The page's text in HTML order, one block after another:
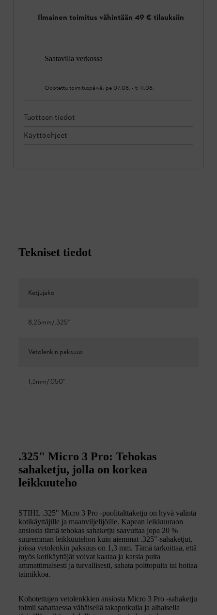
Ilmainen toimitus vähintään 49 € tilauksiin
Saatavilla verkossa
Odotettu toimituspäivä: pe 07.08. - ti 11.08.
Tuotteen tiedot
Käyttöohjeet
Tekniset tiedot
Ketjujako
8,25mm/.325"
Vetolenkin paksuus
1,3mm/.050"
.325" Micro 3 Pro: Tehokas
sahaketju, jolla on korkea
leikkuuteho
STIHL .325" Micro 3 Pro -puolitalttaketju on hyvä valinta
kotikäyttäjille ja maanviljelijöille. Kapean leikkuuraon
ansiosta tämä tehokas sahaketju saavuttaa jopa 20 %
suuremman leikkuutehon kuin aiemmat .325"-sahaketjut,
joissa vetolenkin paksuus on 1,3 mm. Tämä tarkoittaa, että
myös kotikäyttäjät voivat kaataa ja karsia puita
ammattimaisesti ja turvallisesti, sahata polttopuita tai hoitaa
taimikkoa.
Kohotettujen vetolenkkien ansiosta Micro 3 Pro -sahaketju
toimii sahattaessa vähäisellä takapotkulla ja alhaisella